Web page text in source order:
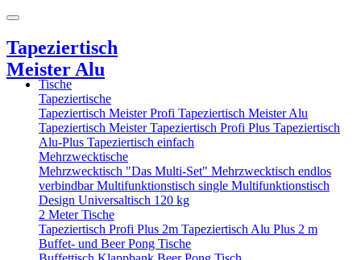
Tapeziertisch
Meister Alu
Tische
Tapeziertische
Tapeziertisch Meister Profi Tapeziertisch Meister Alu
Tapeziertisch MeisterTapeziertisch Profi Plus Tapeziertisch
Alu-Plus Tapeziertisch einfach
Mehrzwecktische
Mehrzwecktisch "Das Multi-Set" Mehrzwecktisch endlos
verbindbarMultifunktionstisch single Multifunktionstisch
Design Universaltisch 120 kg
2 Meter Tische
Tapeziertisch Profi Plus 2m Tapeziertisch Alu Plus 2 m
Buffet- und Beer Pong Tische